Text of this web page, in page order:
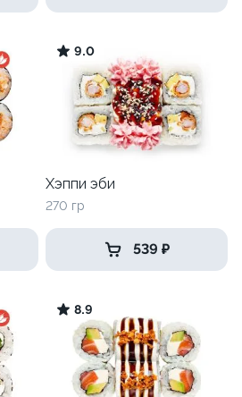
9.0
Хэппи эби
270 гр
539 ₽
8.9